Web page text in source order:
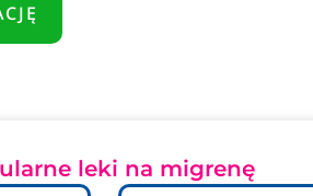
leki na migrenę